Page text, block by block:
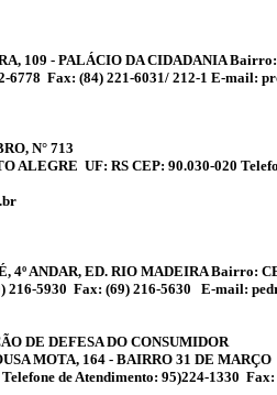
109 - PALÁCIO DA CIDADANIA
6778 Fax: (84) 221-6031/ 212-1 E-mail:
N° 713
ALEGRE UF: RS CEP: 90.030-020
4º ANDAR, ED. RIO MADEIRA Bairro:
216-5930 Fax: (69) 216-5630 E-mail:
DE DEFESA DO CONSUMIDOR
MOTA, 164 - BAIRRO 31 DE
de Atendimento: 95)224-1330